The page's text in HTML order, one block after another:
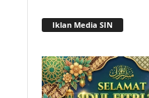
Iklan Media SIN